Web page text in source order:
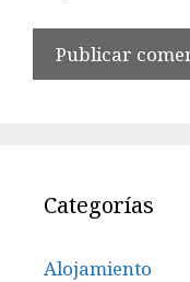
Categorías
Alojamiento